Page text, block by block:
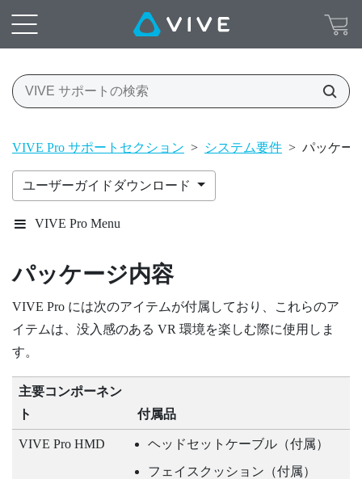
VIVE Pro サポートセクション > システム要件 > パッケー
ユーザーガイドダウンロード
VIVE Pro Menu
パッケージ内容
VIVE Pro には次のアイテムが付属しており、これらのア
イテムは、没入感のある VR 環境を楽しむ際に使用しま
す。
主要コンポーネン
ト
付属品
VIVE Pro HMD ヘッドセットケーブル（付属）
フェイスクッション（付属）